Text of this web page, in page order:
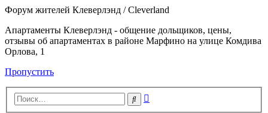
Форум жителей Клеверлэнд / Cleverland
Апартаменты Клеверлэнд - общение дольщиков, цены,
отзывы об апартаментах в районе Марфино на улице Комдива
Орлова, 1
Пропустить
Поиск